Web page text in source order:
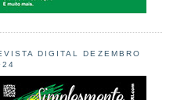
DIGITAL DEZEMBRO